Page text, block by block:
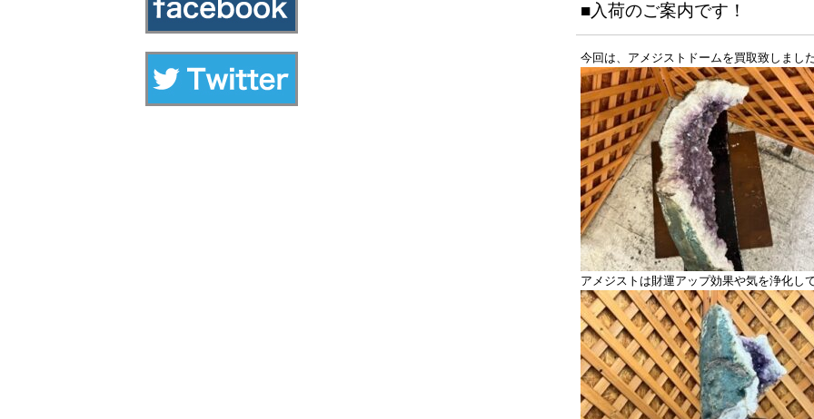
■入荷のご案内です！
今回は、アメジストドームを買取致しまし
アメジストは財運アップ効果や気を浄化し